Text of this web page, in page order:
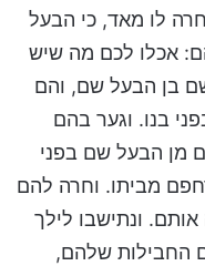
לו מאד, כי הבעל
אכלו לכם מה שיש
בן הבעל שם, והם
בנו. וגער בהם
מן הבעל שם בפני
מביתו. וחרה להם
ונתישבו לילך
החבילות שלהם,